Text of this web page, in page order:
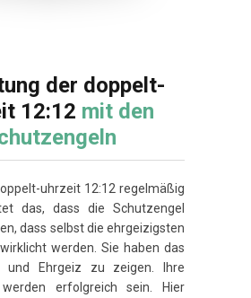
der doppelt-
12:12 mit den
uhrzeit 12:12 regelmäßig
das, dass die Schutzengel
dass selbst die ehrgeizigsten
werden. Sie haben das
und Ehrgeiz zu zeigen. Ihre
erfolgreich sein. Hier